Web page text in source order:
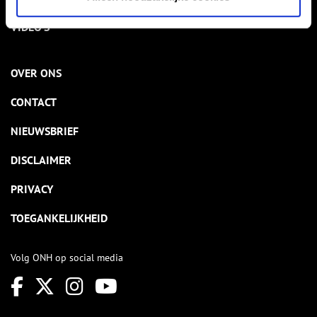
VIDEO’S
OVER ONS
CONTACT
NIEUWSBRIEF
DISCLAIMER
PRIVACY
TOEGANKELIJKHEID
Volg ONH op social media